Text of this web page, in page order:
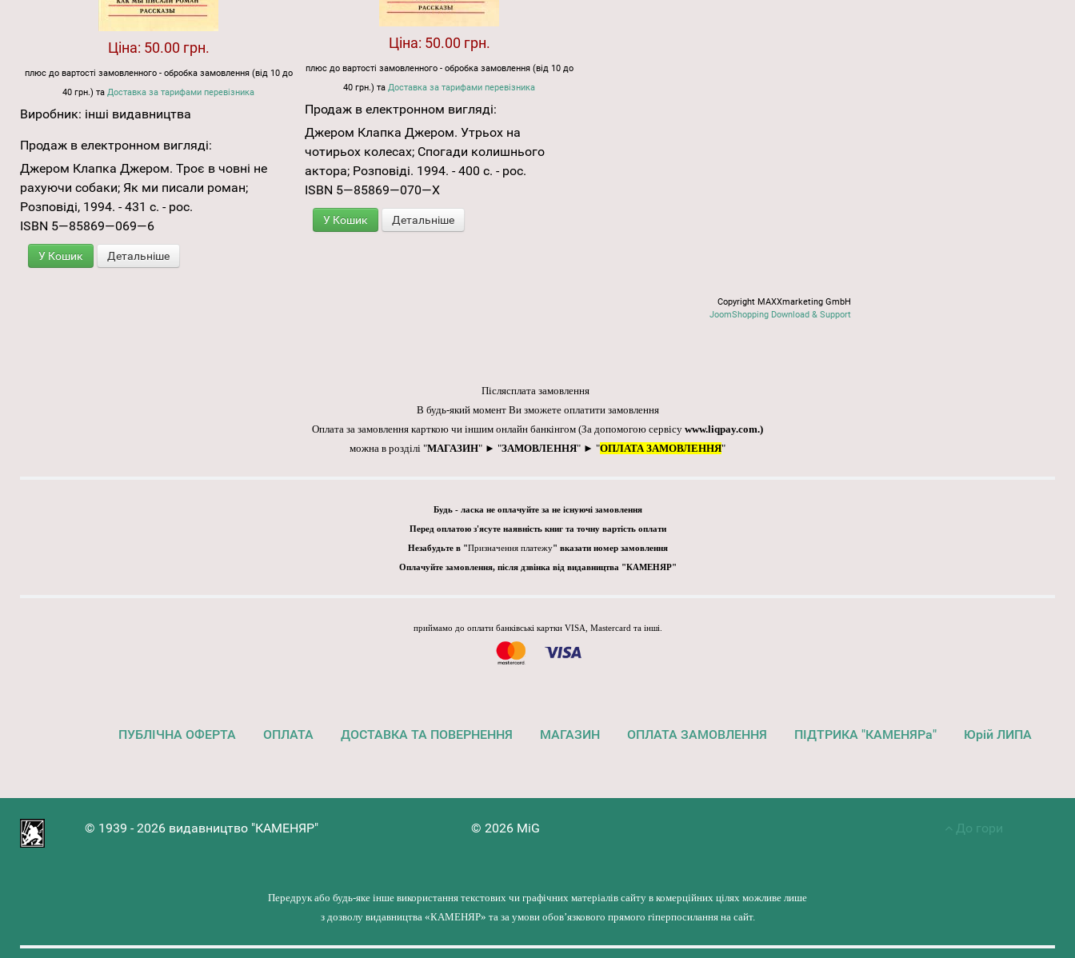
Ціна: 50.00 грн.
плюс до вартості замовленного - обробка замовлення (від 10 до
40 грн.) таДоставка за тарифами перевізника
Виробник: інші видавництва
Продаж в електронном вигляді:
Джером Клапка Джером. Троє в човні не
рахуючи собаки; Як ми писали роман;
Розповіді, 1994. - 431 с. - рос.
ISBN 5—85869—069—6
У Кошик Детальніше
Ціна: 50.00 грн.
плюс до вартості замовленного - обробка замовлення (від 10 до
40 грн.) таДоставка за тарифами перевізника
Продаж в електронном вигляді:
Джером Клапка Джером. Утрьох на
чотирьох колесах; Спогади колишнього
актора; Розповіді. 1994. - 400 с. - рос.
ISBN 5—85869—070—X
У Кошик Детальніше
Copyright MAXXmarketing GmbH
JoomShopping Download & Support
Післясплата замовлення
В будь-який момент Ви зможете оплатити замовлення
Оплата за замовлення карткою чи іншим онлайн банкінгом (За допомогою сервісу www.liqpay.com.)
можна в розділі "МАГАЗИН" ► "ЗАМОВЛЕННЯ" ► "ОПЛАТА ЗАМОВЛЕННЯ"
Будь - ласка не оплачуйте за не існуючі замовлення
Перед оплатою з'ясуте наявність книг та точну вартість оплати
Незабудьте в "Призначення платежу" вказати номер замовлення
Оплачуйте замовлення, після дзвінка від видавництва "КАМЕНЯР"
приймамо до оплати банківські картки VISA, Mastercard та інші.
ПУБЛІЧНА ОФЕРТА ОПЛАТА ДОСТАВКА ТА ПОВЕРНЕННЯ МАГАЗИН ОПЛАТА ЗАМОВЛЕННЯ ПІДТРИКА "КАМЕНЯРа" Юрій ЛИПА
© 1939 - 2026 видавництво "КАМЕНЯР" © 2026 MiG До гори
Передрук або будь-яке інше використання текстових чи графічних матеріалів сайту в комерційних цілях можливе лише
з дозволу видавництва «КАМЕНЯР» та за умови обов’язкового прямого гіперпосилання на сайт.